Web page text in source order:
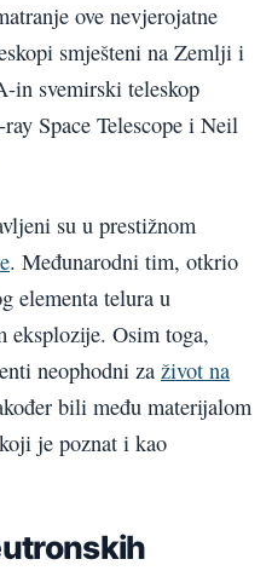
ove nevjerojatne
smješteni na Zemlji i
in svemirski teleskop
Space Telescope i Neil
su u prestižnom
. Međunarodni tim, otkrio
elementa telura u
eksplozije. Osim toga,
neophodni za život na
bili među materijalom
je poznat i kao